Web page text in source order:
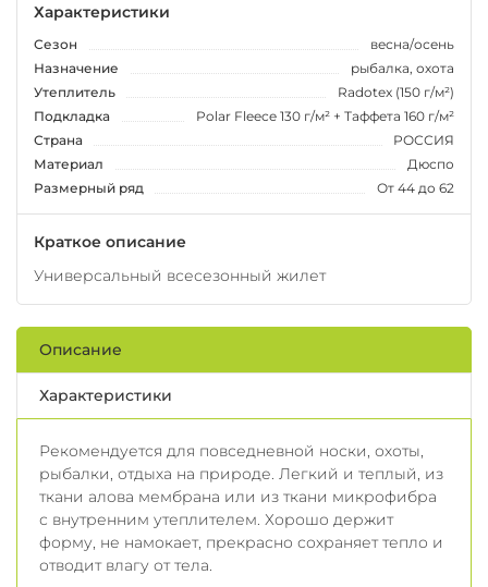
Характеристики
Сезон
весна/осень
Назначение
рыбалка, охота
Утеплитель
Radotex (150 г/м²)
Подкладка
Polar Fleece 130 г/м² + Таффета 160 г/м²
Страна
РОССИЯ
Материал
Дюспо
Размерный ряд
От 44 до 62
Краткое описание
Универсальный всесезонный жилет
Описание
Характеристики
Рекомендуется для повседневной носки, охоты,
рыбалки, отдыха на природе. Легкий и теплый, из
ткани алова мембрана или из ткани микрофибра
с внутренним утеплителем. Хорошо держит
форму, не намокает, прекрасно сохраняет тепло и
отводит влагу от тела.